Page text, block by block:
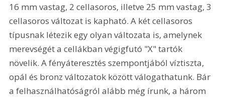
16 mm vastag, 2 cellasoros, illetve 25 mm vastag, 3
cellasoros változat is kapható. A két cellasoros
típusnak létezik egy olyan változata is, amelynek
merevségét a cellákban végigfutó "X" tartók
növelik. A fényáteresztés szempontjából víztiszta,
opál és bronz változatok között válogathatunk. Bár
a felhasználhatóságról alább még írunk, a három